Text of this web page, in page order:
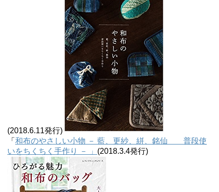
(2018.6.11発行)
「 和布のやさしい小物 － 藍、更紗、絣、銘仙 普段使
いをちくちく手作り － 」 (2018.3.4発行)